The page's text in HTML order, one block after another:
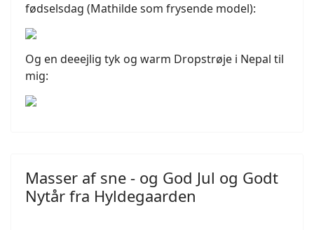
fødselsdag (Mathilde som frysende model):
Og en deeejlig tyk og warm Dropstrøje i Nepal til
mig:
Masser af sne - og God Jul og Godt
Nytår fra Hyldegaarden